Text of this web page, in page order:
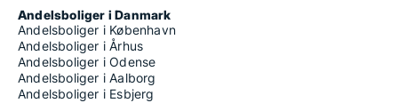
Andelsboliger i Danmark
Andelsboliger i København
Andelsboliger i Århus
Andelsboliger i Odense
Andelsboliger i Aalborg
Andelsboliger i Esbjerg